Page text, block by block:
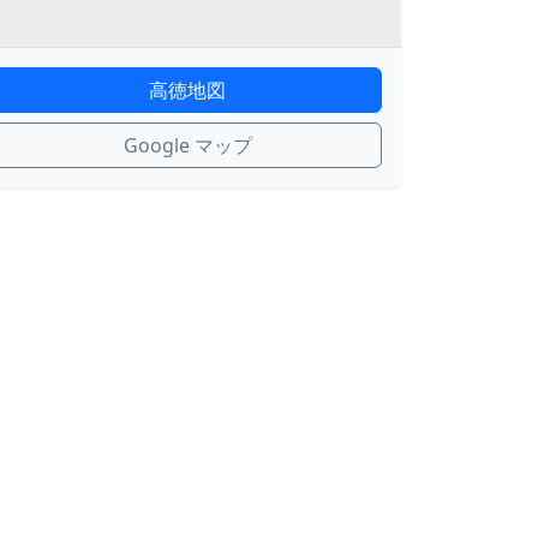
高徳地図
Google マップ